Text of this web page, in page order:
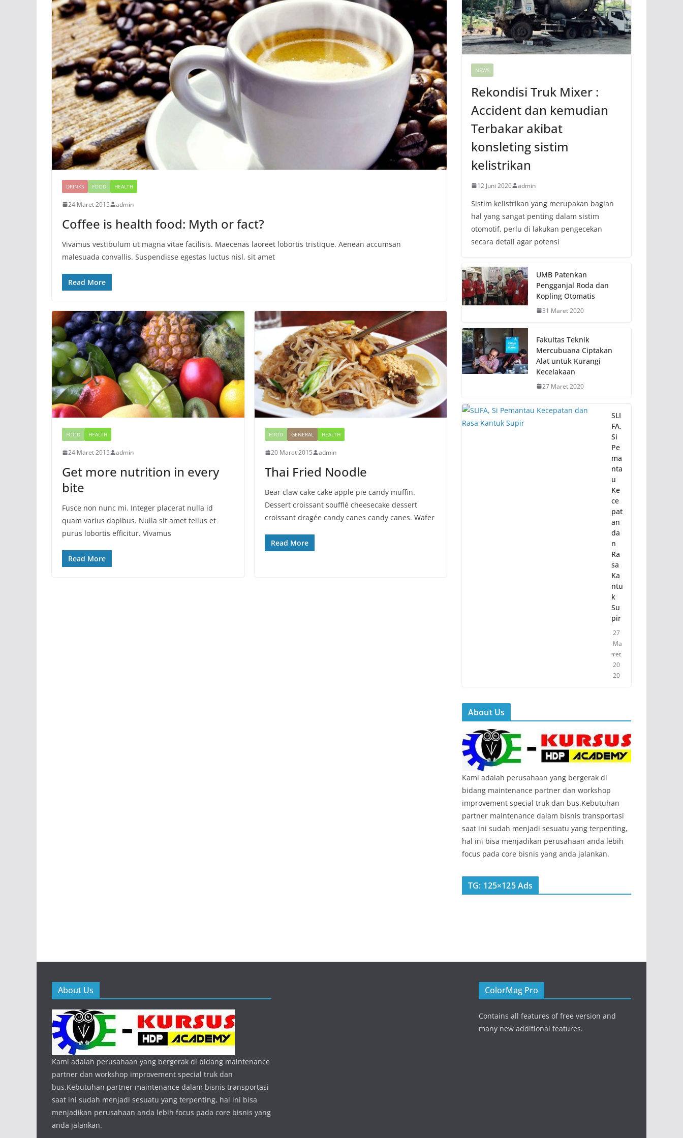
DRINKS FOOD HEALTH
24 Maret 2015 admin
Coffee is health food: Myth or fact?
Vivamus vestibulum ut magna vitae facilisis. Maecenas laoreet lobortis tristique. Aenean accumsan
malesuada convallis. Suspendisse egestas luctus nisl, sit amet
Read More
FOOD HEALTH
24 Maret 2015 admin
Get more nutrition in every
bite
Fusce non nunc mi. Integer placerat nulla id
quam varius dapibus. Nulla sit amet tellus et
purus lobortis efficitur. Vivamus
Read More
FOOD GENERAL HEALTH
20 Maret 2015 admin
Thai Fried Noodle
Bear claw cake cake apple pie candy muffin.
Dessert croissant soufflé cheesecake dessert
croissant dragée candy canes candy canes. Wafer
Read More
NEWS
Rekondisi Truk Mixer :
Accident dan kemudian
Terbakar akibat
konsleting sistim
kelistrikan
12 Juni 2020 admin
Sistim kelistrikan yang merupakan bagian
hal yang sangat penting dalam sistim
otomotif, perlu di lakukan pengecekan
secara detail agar potensi
UMB Patenkan
Pengganjal Roda dan
Kopling Otomatis
31 Maret 2020
Fakultas Teknik
Mercubuana Ciptakan
Alat untuk Kurangi
Kecelakaan
27 Maret 2020
SLI
FA,
Si
Pe
ma
nta
u
Ke
ce
pat
an
da
n
Ra
sa
Ka
ntu
k
Su
pir
27
Ma
ret
20
20
About Us
Kami adalah perusahaan yang bergerak di
bidang maintenance partner dan workshop
improvement special truk dan bus.Kebutuhan
partner maintenance dalam bisnis transportasi
saat ini sudah menjadi sesuatu yang terpenting,
hal ini bisa menjadikan perusahaan anda lebih
focus pada core bisnis yang anda jalankan.
TG: 125×125 Ads
About Us
Kami adalah perusahaan yang bergerak di bidang maintenance
partner dan workshop improvement special truk dan
bus.Kebutuhan partner maintenance dalam bisnis transportasi
saat ini sudah menjadi sesuatu yang terpenting, hal ini bisa
menjadikan perusahaan anda lebih focus pada core bisnis yang
anda jalankan.
ColorMag Pro
Contains all features of free version and
many new additional features.